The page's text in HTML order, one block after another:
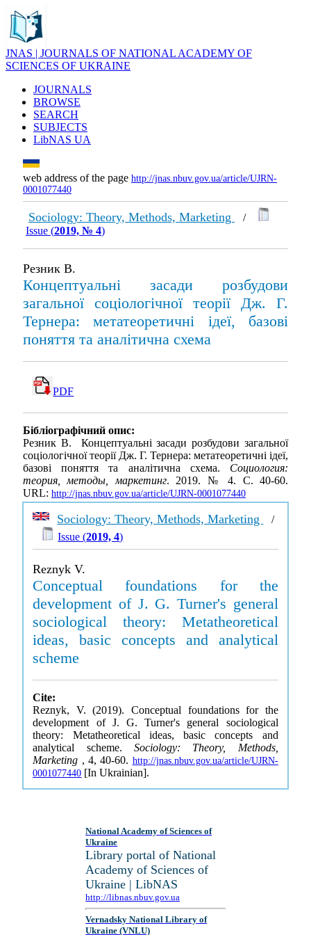
JNAS | JOURNALS OF NATIONAL ACADEMY OF
SCIENCES OF UKRAINE
JOURNALS
BROWSE
SEARCH
SUBJECTS
LibNAS UA
web address of the page http://jnas.nbuv.gov.ua/article/UJRN-
0001077440
Sociology: Theory, Methods, Marketing
/
Issue (2019, № 4)
Резник В.
Концептуальні засади розбудови
загальної соціологічної теорії Дж. Г.
Тернера: метатеоретичні ідеї, базові
поняття та аналітична схема
PDF
Бібліографічний опис:
Резник В. Концептуальні засади розбудови загальної
соціологічної теорії Дж. Г. Тернера: метатеоретичні ідеї,
базові поняття та аналітична схема. Социология:
теория, методы, маркетинг. 2019. № 4. С. 40-60.
URL: http://jnas.nbuv.gov.ua/article/UJRN-0001077440
Sociology: Theory, Methods, Marketing
/
Issue (2019, 4)
Reznyk V.
Conceptual foundations for the
development of J. G. Turner's general
sociological theory: Metatheoretical
ideas, basic concepts and analytical
scheme
Cite:
Reznyk, V. (2019). Conceptual foundations for the
development of J. G. Turner's general sociological
theory: Metatheoretical ideas, basic concepts and
analytical scheme. Sociology: Theory, Methods,
Marketing , 4, 40-60. http://jnas.nbuv.gov.ua/article/UJRN-
0001077440 [In Ukrainian].
National Academy of Sciences of
Ukraine
Library portal of National
Academy of Sciences of
Ukraine | LibNAS
http://libnas.nbuv.gov.ua
Vernadsky National Library of
Ukraine (VNLU)